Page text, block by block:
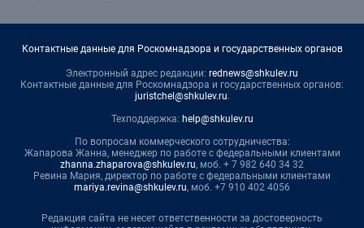
Контактные данные для Роскомнадзора и государственных органов
Электронный адрес редакции: rednews@shkulev.ru
Контактные данные для Роскомнадзора и государственных органов:
juristchel@shkulev.ru.
Техподдержка: help@shkulev.ru
По вопросам коммерческого сотрудничества:
Жапарова Жанна, менеджер по работе с федеральными клиентами
zhanna.zhaparova@shkulev.ru, моб. + 7 982 640 34 32
Ревина Мария, директор по работе с федеральными клиентами
mariya.revina@shkulev.ru, моб. +7 910 402 4056
Редакция сайта не несет ответственности за достоверность